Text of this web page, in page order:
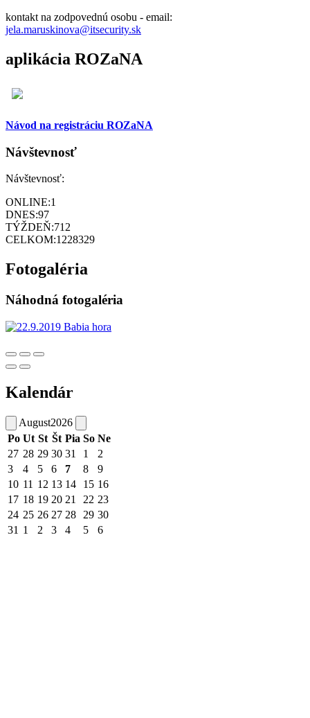
kontakt na zodpovednú osobu - email:
jela.maruskinova@itsecurity.sk
aplikácia ROZaNA
Návod na registráciu ROZaNA
Návštevnosť
Návštevnosť:
ONLINE:1
DNES:97
TÝŽDEŇ:712
CELKOM:1228329
Fotogaléria
Náhodná fotogaléria
Kalendár
August2026
Po Ut St Št Pia So Ne
27 28 29 30 31 1
2
3
4 5 6 7 8
9
10 11 12 13 14 15 16
17 18 19 20 21 22 23
24 25 26 27 28 29 30
31 1 2 3 4 5 6